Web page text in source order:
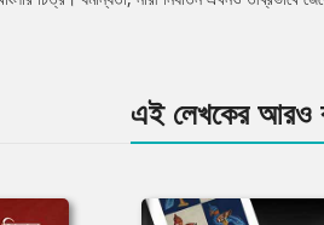
এই লেখকের আরও